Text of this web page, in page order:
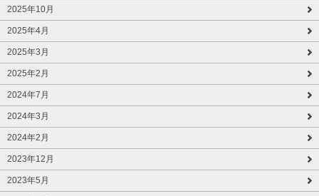
2025年10月
2025年4月
2025年3月
2025年2月
2024年7月
2024年3月
2024年2月
2023年12月
2023年5月